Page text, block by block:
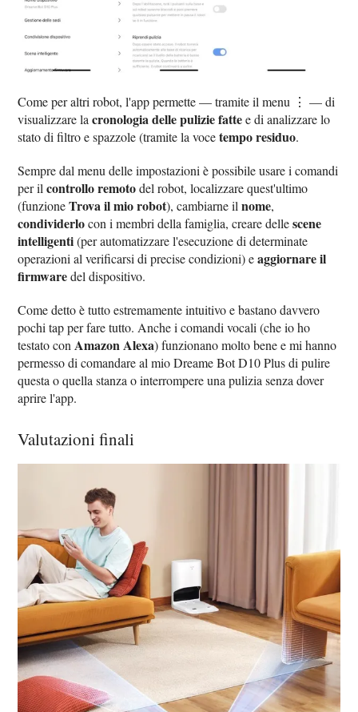
Come per altri robot, l'app permette — tramite il menu ⋮ — di
visualizzare lacronologia delle pulizie fattee di analizzare lo
stato di filtro e spazzole (tramite la vocetempo residuo.
Sempre dal menu delle impostazioni è possibile usare i comandi
per ilcontrollo remotodel robot, localizzare quest'ultimo
(funzioneTrova il mio robot), cambiarne ilnome,
condividerlocon i membri della famiglia, creare dellescene
intelligenti(per automatizzare l'esecuzione di determinate
operazioni al verificarsi di precise condizioni) eaggiornare il
firmwaredel dispositivo.
Come detto è tutto estremamente intuitivo e bastano davvero
pochi tap per fare tutto. Anche i comandi vocali (che io ho
testato con Amazon Alexa) funzionano molto bene e mi hanno
permesso di comandare al mio Dreame Bot D10 Plus di pulire
questa o quella stanza o interrompere una pulizia senza dover
aprire l'app.
Valutazioni finali